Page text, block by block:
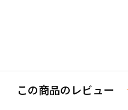
この商品のレビュー